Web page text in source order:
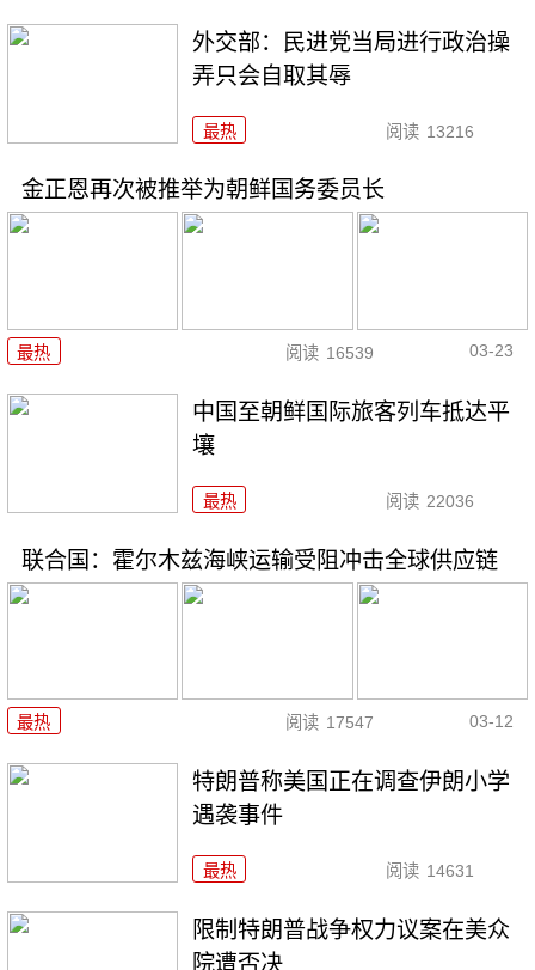
外交部：民进党当局进行政治操
弄只会自取其辱
最热 阅读 13216
金正恩再次被推举为朝鲜国务委员长
最热 阅读 16539 03-23
中国至朝鲜国际旅客列车抵达平
壤
最热 阅读 22036
联合国：霍尔木兹海峡运输受阻冲击全球供应链
最热 阅读 17547 03-12
特朗普称美国正在调查伊朗小学
遇袭事件
最热 阅读 14631
限制特朗普战争权力议案在美众
院遭否决